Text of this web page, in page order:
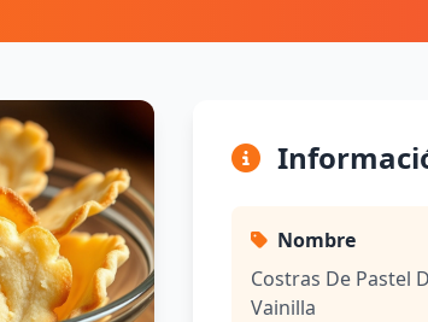
Nombre
Costras De Pastel
Vainilla